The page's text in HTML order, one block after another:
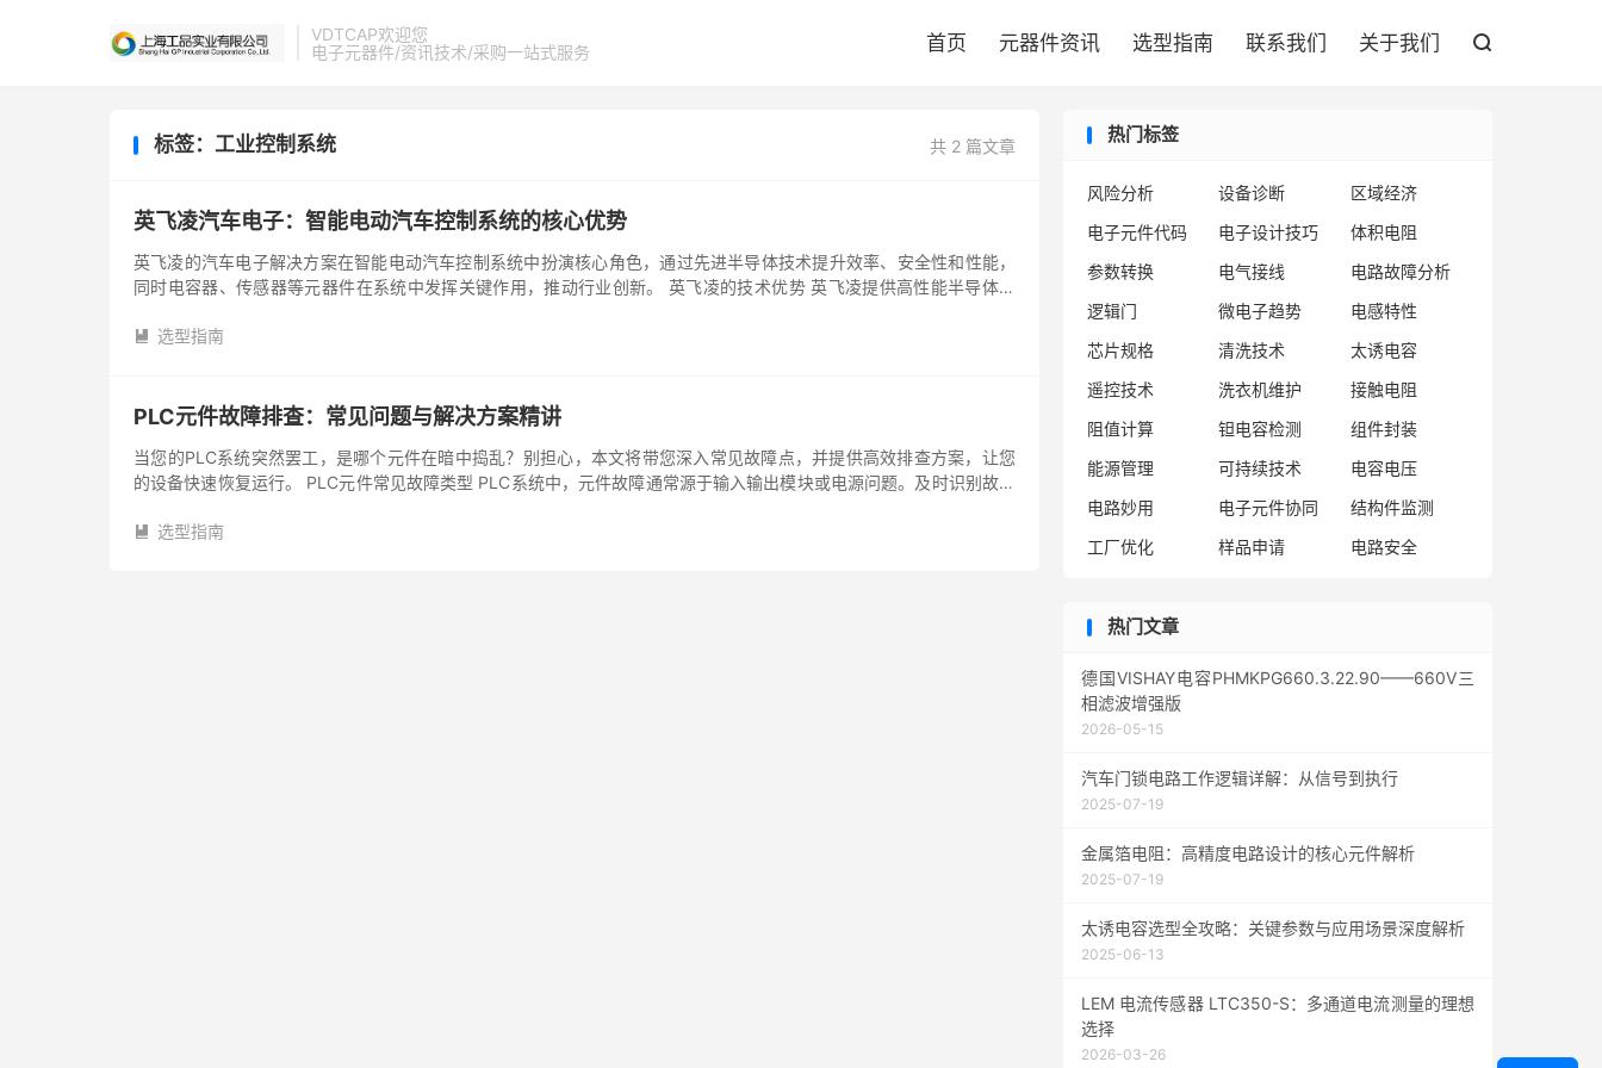
VDTCAP欢迎您
电子元器件/资讯技术/采购一站式服务
首页 元器件资讯 选型指南 联系我们 关于我们 
共 2 篇文章
标签：工业控制系统
英飞凌汽车电子：智能电动汽车控制系统的核心优势
英飞凌的汽车电子解决方案在智能电动汽车控制系统中扮演核心角色，通过先进半导体技术提升效率、安全性和性能，
同时电容器、传感器等元器件在系统中发挥关键作用，推动行业创新。 英飞凌的技术优势 英飞凌提供高性能半导体器
 选型指南
PLC元件故障排查：常见问题与解决方案精讲
当您的PLC系统突然罢工，是哪个元件在暗中捣乱？别担心，本文将带您深入常见故障点，并提供高效排查方案，让您
的设备快速恢复运行。 PLC元件常见故障类型 PLC系统中，元件故障通常源于输入输出模块或电源问题。及时识别故障
 选型指南
热门标签
风险分析 设备诊断
区域经济
电子元件代码
电子设计技巧
体积电阻
参数转换
电气接线
电路故障分析
逻辑门
微电子趋势
电感特性
芯片规格
清洗技术
太诱电容
遥控技术
洗衣机维护
接触电阻
阻值计算
钽电容检测
组件封装
能源管理
可持续技术
电容电压
电路妙用
电子元件协同
结构件监测
工厂优化
样品申请 电路安全
热门文章
德国VISHAY电容PHMKPG660.3.22.90——660V三
相滤波增强版
2026-05-15
汽车门锁电路工作逻辑详解：从信号到执行
2025-07-19
金属箔电阻：高精度电路设计的核心元件解析
2025-07-19
太诱电容选型全攻略：关键参数与应用场景深度解析
2025-06-13
LEM 电流传感器 LTC350-S：多通道电流测量的理想
选择
2026-03-26